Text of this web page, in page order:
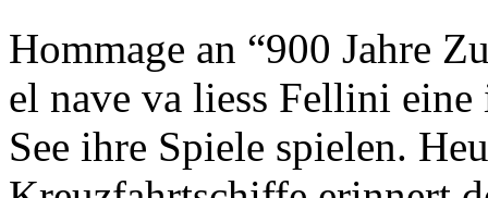
Hommage an “900 Jahre
el nave va liess Fellini
See ihre Spiele spielen.